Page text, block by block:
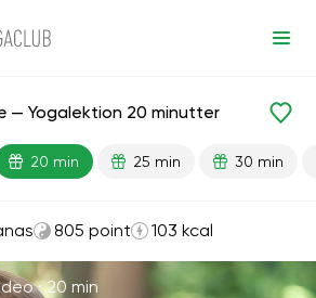
Ben Led
— Yogalektion 20 minutter
20 min 25 min 30 min
805 point 103 kcal
·20 min